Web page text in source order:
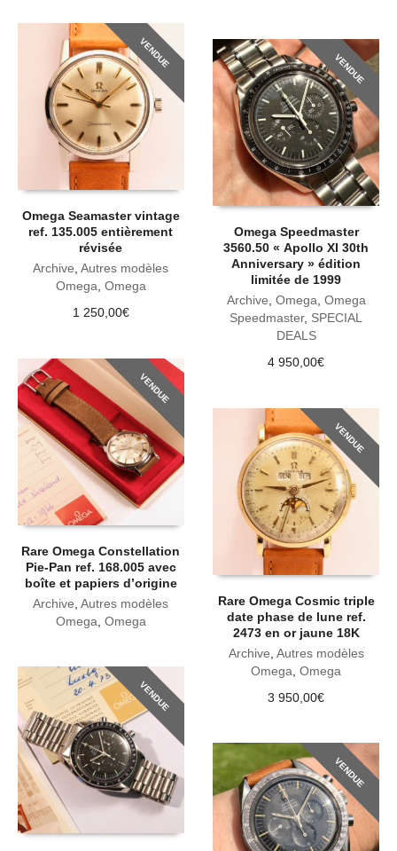
VENDUE
Omega Seamaster vintage
ref. 135.005 entièrement
révisée
Archive ,Autres modèles
Omega Omega
1 250,00€
VENDUE
Omega Speedmaster
3560.50 « Apollo XI 30th
Anniversary » édition
limitée de 1999
Archive Omega Omega
Speedmaster, SPECIAL
DEALS
4 950,00€
VENDUE
Rare Omega Constellation
Pie-Pan ref. 168.005 avec
boîte et papiers d’origine
Archive ,Autres modèles
Omega Omega
VENDUE
Rare Omega Cosmic triple
date phase de lune ref.
2473 en or jaune 18K
Archive Autres modèles
Omega ,Omega
3 950,00€
VENDUE
VENDUE